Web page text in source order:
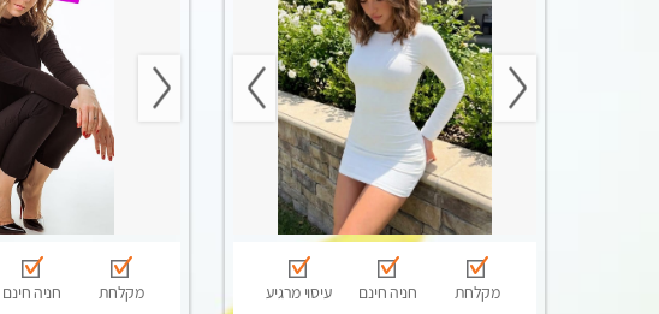
מקלחת חניה חינם עיסוי מרגיע מקלחת חניה חינם